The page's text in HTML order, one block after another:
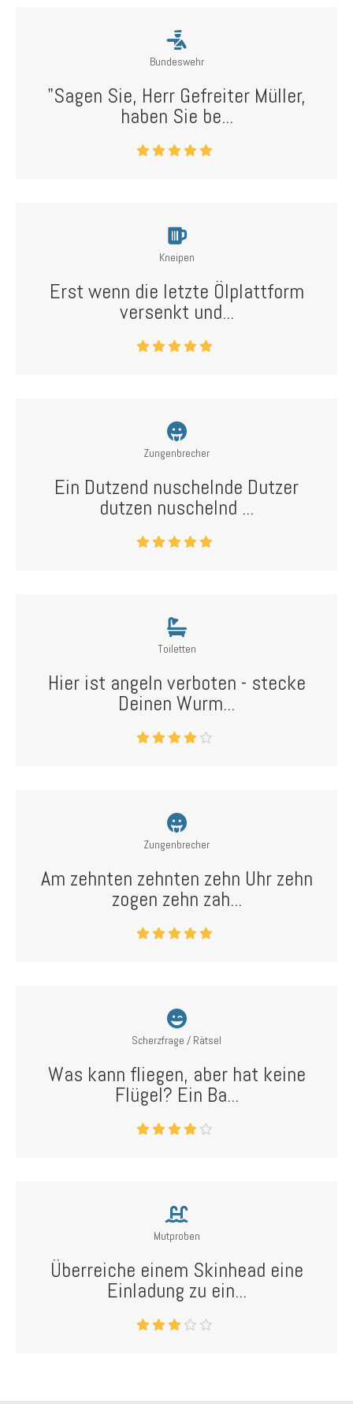
Bundeswehr
"Sagen Sie, Herr Gefreiter Müller,
haben Sie be...
Kneipen
Erst wenn die letzte Ölplattform
versenkt und...
Zungenbrecher
Ein Dutzend nuschelnde Dutzer
dutzen nuschelnd ...
Toiletten
Hier ist angeln verboten - stecke
Deinen Wurm...
Zungenbrecher
Am zehnten zehnten zehn Uhr zehn
zogen zehn zah...
Scherzfrage / Rätsel
Was kann fliegen, aber hat keine
Flügel? Ein Ba...
Mutproben
Überreiche einem Skinhead eine
Einladung zu ein...